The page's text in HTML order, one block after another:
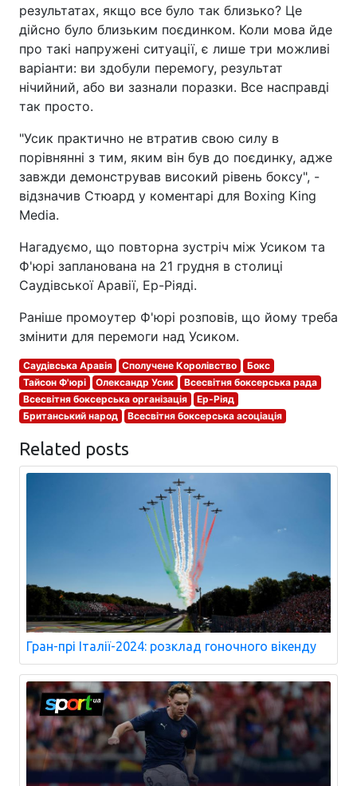
результатах, якщо все було так близько? Це
дійсно було близьким поєдинком. Коли мова йде
про такі напружені ситуації, є лише три можливі
варіанти: ви здобули перемогу, результат
нічийний, або ви зазнали поразки. Все насправді
так просто.
"Усик практично не втратив свою силу в
порівнянні з тим, яким він був до поєдинку, адже
завжди демонстрував високий рівень боксу", -
відзначив Стюард у коментарі для Boxing King
Media.
Нагадуємо, що повторна зустріч між Усиком та
Ф'юрі запланована на 21 грудня в столиці
Саудівської Аравії, Ер-Ріяді.
Раніше промоутер Ф'юрі розповів, що йому треба
змінити для перемоги над Усиком.
Саудівська Аравія Сполучене Королівство
Бокс
Тайсон Ф'юрі
Олександр Усик
Всесвітня боксерська рада
Всесвітня боксерська організація
Ер-Ріяд
Британський народ
Всесвітня боксерська асоціація
Related posts
Гран-прі Італії-2024: розклад гоночного вікенду